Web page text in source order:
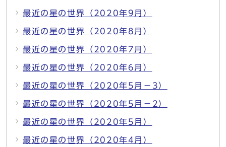
最近の星の世界（2020年9月）
最近の星の世界（2020年8月）
最近の星の世界（2020年7月）
最近の星の世界（2020年6月）
最近の星の世界（2020年5月－3）
最近の星の世界（2020年5月－2）
最近の星の世界（2020年5月）
最近の星の世界（2020年4月）